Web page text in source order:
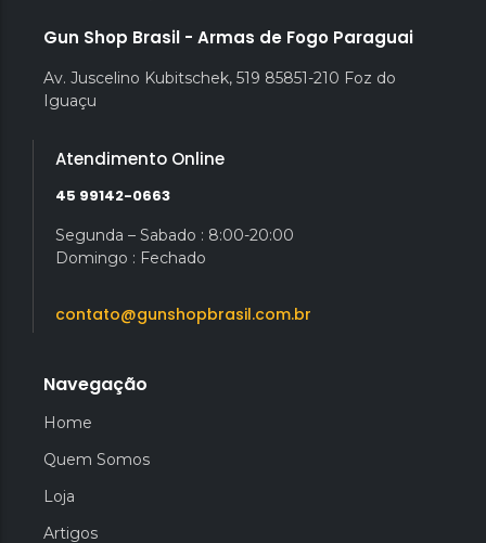
Gun Shop Brasil - Armas de Fogo Paraguai
Av. Juscelino Kubitschek, 519 85851-210 Foz do
Iguaçu
Atendimento Online
45 99142-0663
Segunda – Sabado : 8:00-20:00
Domingo : Fechado
contato@gunshopbrasil.com.br
Navegação
Home
Quem Somos
Loja
Artigos